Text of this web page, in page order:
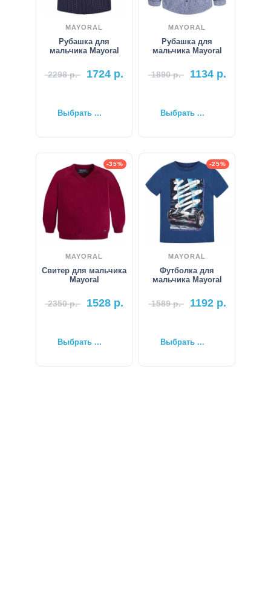
MAYORAL
Рубашка для
мальчика Mayoral
2298р. 1724 р.
Выбрать ...
MAYORAL
Рубашка для
мальчика Mayoral
1890р. 1134р.
Выбрать ...
-35%
MAYORAL
Свитер для мальчика
Mayoral
2350р. 1528 р.
Выбрать ...
-25%
MAYORAL
Футболка для
мальчика Mayoral
1589р. 1192р.
Выбрать ...